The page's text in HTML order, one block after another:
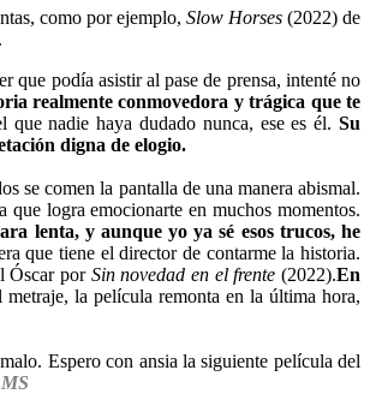
como por ejemplo, Slow Horses(2022) de
que podía asistir al pase de prensa, intenté no
realmente conmovedora y trágica que te
nadie haya dudado nunca, ese es él.Su
digna de elogio.
se comen la pantalla de una manera abismal.
logra emocionarte en muchos momentos.
lenta, y aunque yo ya sé esos trucos, he
que tiene el director de contarme la historia.
Óscar por Sin novedad en el frente (2022).En
metraje, la película remonta en la última hora,
Espero con ansia la siguiente película del